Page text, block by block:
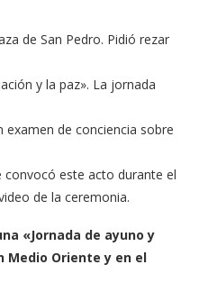
de San Pedro. Pidió rezar
y la paz». La jornada
de conciencia sobre
convocó este acto durante el
de la ceremonia.
«Jornada de ayuno y
Medio Oriente y en el